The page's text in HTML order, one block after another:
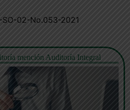
SO-02-No.053-2021
mención Auditoría Integral